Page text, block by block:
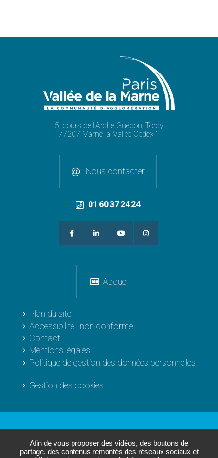
Afin de vous proposer des vidéos, des boutons de
partage, des contenus remontés des réseaux sociaux et
5, cours de l'Arche Guédon, Torcy
77207 Marne-la-Vallée Cedex 1
Nous contacter
01 60 37 24 24
Accueil
Plan du site
Accessibilité : non conforme
Contact
Mentions légales
Politique de gestion des données personnelles
Gestion des cookies